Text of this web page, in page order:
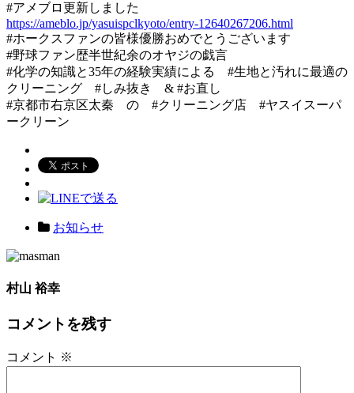
#アメブロ更新しました
https://ameblo.jp/yasuispclkyoto/entry-12640267206.html
#ホークスファンの皆様優勝おめでとうございます
#野球ファン歴半世紀余のオヤジの戯言
#化学の知識と35年の経験実績による #生地と汚れに最適の
クリーニング #しみ抜き & #お直し
#京都市右京区太秦 の #クリーニング店 #ヤスイスーパ
ークリーン
お知らせ
村山 裕幸
コメントを残す
コメント ※